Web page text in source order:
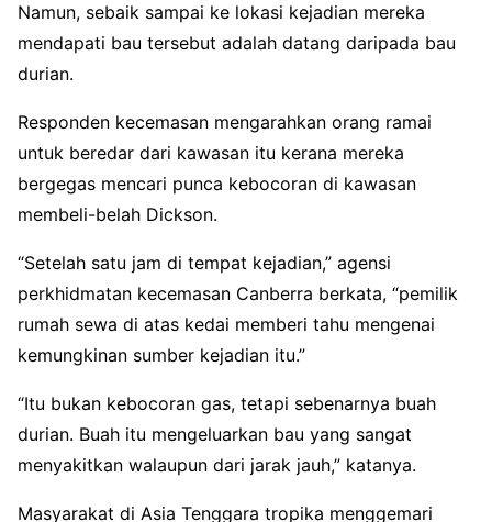
Namun, sebaik sampai ke lokasi kejadian mereka
mendapati bau tersebut adalah datang daripada bau
durian.
Responden kecemasan mengarahkan orang ramai
untuk beredar dari kawasan itu kerana mereka
bergegas mencari punca kebocoran di kawasan
membeli-belah Dickson.
“Setelah satu jam di tempat kejadian,” agensi
perkhidmatan kecemasan Canberra berkata, “pemilik
rumah sewa di atas kedai memberi tahu mengenai
kemungkinan sumber kejadian itu.”
“Itu bukan kebocoran gas, tetapi sebenarnya buah
durian. Buah itu mengeluarkan bau yang sangat
menyakitkan walaupun dari jarak jauh,” katanya.
Masyarakat di Asia Tenggara tropika menggemari